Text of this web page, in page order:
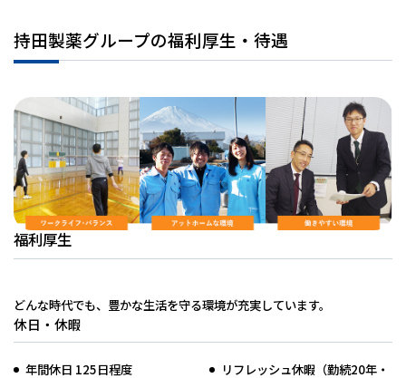
持田製薬グループの福利厚生・待遇
福利厚生
どんな時代でも、豊かな生活を守る環境が充実しています。
休日・休暇
年間休日 125日程度
リフレッシュ休暇（勤続20年・